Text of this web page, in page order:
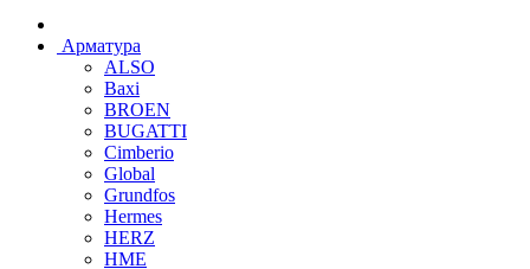
Арматура
ALSO
Baxi
BROEN
BUGATTI
Cimberio
Global
Grundfos
Hermes
HERZ
HME